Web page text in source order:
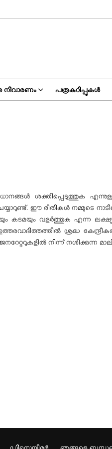
നിവാരണം പത്രകുറിപ്പുകൾ
ശക്തിപ്പെടുത്തുക
ഈ രീതികൾ നമ്മുടെ
വളർത്തുക എന്ന
ശ്രദ്ധ
നിന്ന് നശിക്കുന്ന